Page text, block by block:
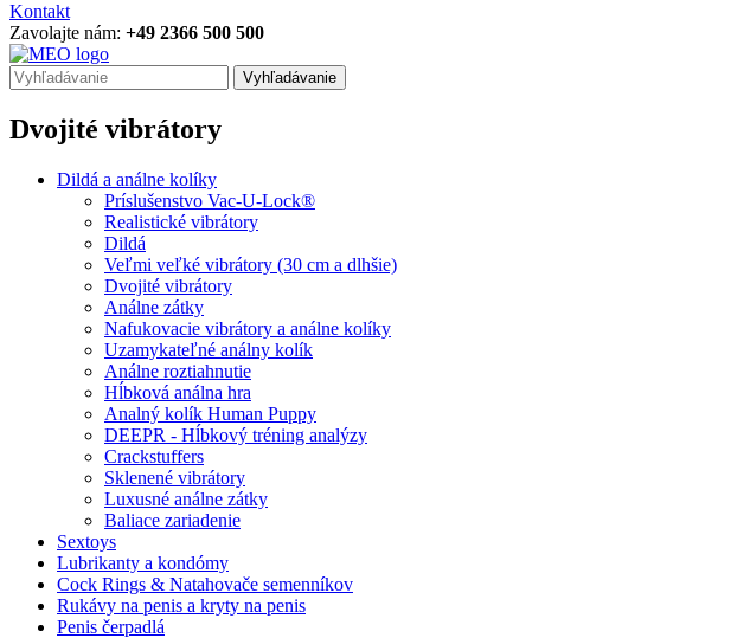
Kontakt
Zavolajte nám: +49 2366 500 500
Vyhľadávanie
Dvojité vibrátory
Dildá a análne kolíky
Príslušenstvo Vac-U-Lock®
Realistické vibrátory
Dildá
Veľmi veľké vibrátory (30 cm a dlhšie)
Dvojité vibrátory
Análne zátky
Nafukovacie vibrátory a análne kolíky
Uzamykateľné análny kolík
Análne roztiahnutie
Hĺbková análna hra
Analný kolík Human Puppy
DEEPR - Hĺbkový tréning analýzy
Crackstuffers
Sklenené vibrátory
Luxusné análne zátky
Baliace zariadenie
Sextoys
Lubrikanty a kondómy
Cock Rings & Natahovače semenníkov
Rukávy na penis a kryty na penis
Penis čerpadlá